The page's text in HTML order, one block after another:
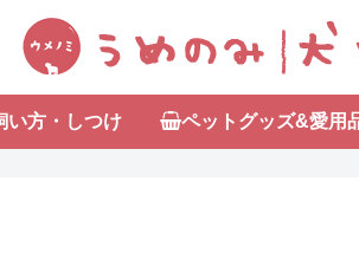
い方・しつけ ペットグッズ&愛用